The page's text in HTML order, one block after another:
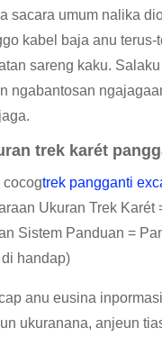
sacara umum nalika
kabel baja anu
sareng kaku.
ngabantosan
trek karét
cocogtrek pangganti
Ukuran Trek Karét
Sistem Panduan =
handap)
anu eusina
ukuranana, anjeun